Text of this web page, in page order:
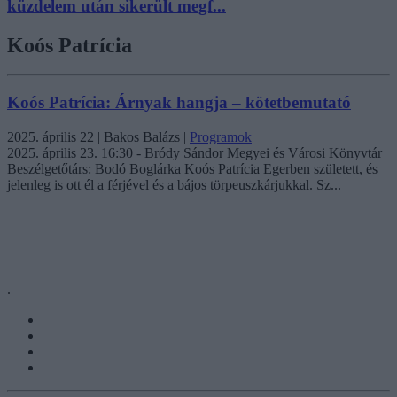
küzdelem után sikerült megf...
Koós Patrícia
Koós Patrícia: Árnyak hangja – kötetbemutató
2025. április 22 | Bakos Balázs | Programok
2025. április 23. 16:30 - Bródy Sándor Megyei és Városi Könyvtár
Beszélgetőtárs: Bodó Boglárka Koós Patrícia Egerben született, és
jelenleg is ott él a férjével és a bájos törpeuszkárjukkal. Sz...
.